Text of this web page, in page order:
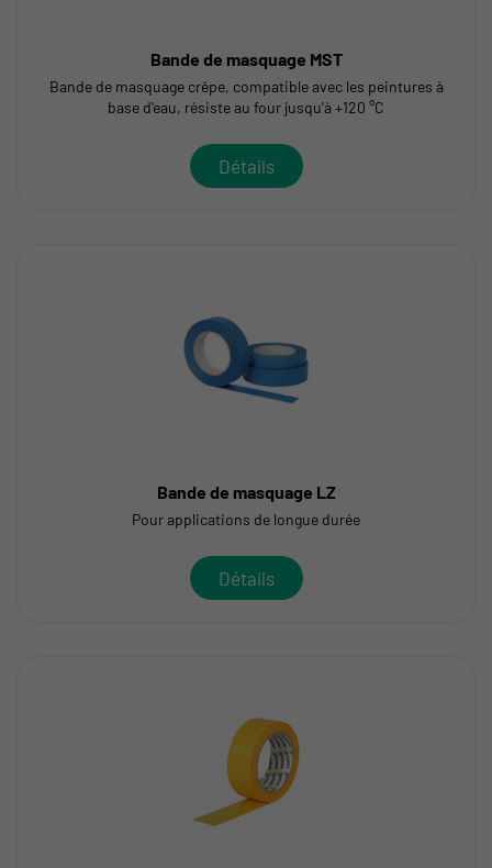
Bande de masquage MST
Bande de masquage crêpe, compatible avec les peintures à
base d'eau, résiste au four jusqu'à +120 °C
Détails
Bande de masquage LZ
Pour applications de longue durée
Détails